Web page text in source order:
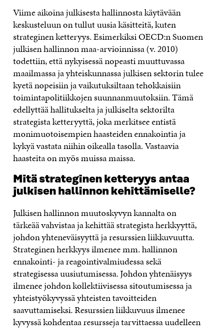
Viime aikoina julkisesta hallinnosta käytävään
keskusteluun on tullut uusia käsitteitä, kuten
strateginen ketteryys. Esimerkiksi OECD:n Suomen
julkisen hallinnon maa-arvioinnissa (v. 2010)
todettiin, että nykyisessä nopeasti muuttuvassa
maailmassa ja yhteiskunnassa julkisen sektorin tulee
kyetä nopeisiin ja vaikutuksiltaan tehokkaisiin
toimintapolitiikkojen suunnanmuutoksiin. Tämä
edellyttää hallitukselta ja julkiselta sektorilta
strategista ketteryyttä, joka merkitsee entistä
monimuotoisempien haasteiden ennakointia ja
kykyä vastata niihin oikealla tasolla. Vastaavia
haasteita on myös muissa maissa.
Mitä strateginen ketteryys antaa
julkisen hallinnon kehittämiselle?
Julkisen hallinnon muutoskyvyn kannalta on
tärkeää vahvistaa ja kehittää strategista herkkyyttä,
johdon yhteneväisyyttä ja resurssien liikkuvuutta.
Strateginen herkkyys ilmenee mm. hallinnon
ennakointi- ja reagointivalmiudessa sekä
strategisessa uusiutumisessa. Johdon yhtenäisyys
ilmenee johdon kollektiivisessa sitoutumisessa ja
yhteistyökyvyssä yhteisten tavoitteiden
saavuttamiseksi. Resurssien liikkuvuus ilmenee
kyvyssä kohdentaa resursseja tarvittaessa uudelleen